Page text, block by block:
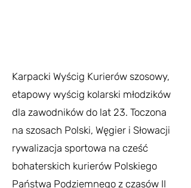
Karpacki Wyścig Kurierów szosowy,
etapowy wyścig kolarski młodzików
dla zawodników do lat 23. Toczona
na szosach Polski, Węgier i Słowacji
rywalizacja sportowa na cześć
bohaterskich kurierów Polskiego
Państwa Podziemnego z czasów II